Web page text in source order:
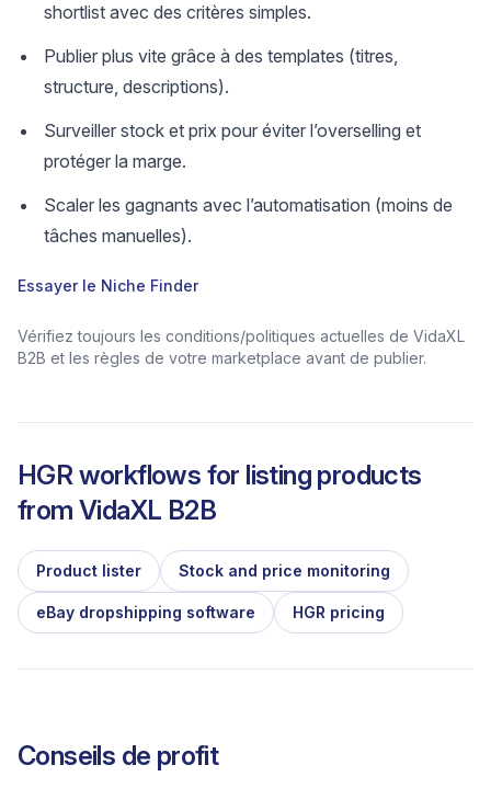
shortlist avec des critères simples.
Publier plus vite grâce à des templates (titres,
structure, descriptions).
Surveiller stock et prix pour éviter l’overselling et
protéger la marge.
Scaler les gagnants avec l’automatisation (moins de
tâches manuelles).
Essayer le Niche Finder
Vérifiez toujours les conditions/politiques actuelles de VidaXL
B2B et les règles de votre marketplace avant de publier.
HGR workflows for listing products
from VidaXL B2B
Product lister Stock and price monitoring
eBay dropshipping software HGR pricing
Conseils de profit